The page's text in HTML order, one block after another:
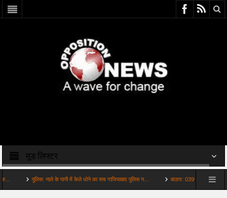
मूड लिफ्टर
पुलिस: नाले के पानी में केले धोने का सच गाजियाबाद पुलिस न… बाज़ार: 039भारी बारिश है वजह